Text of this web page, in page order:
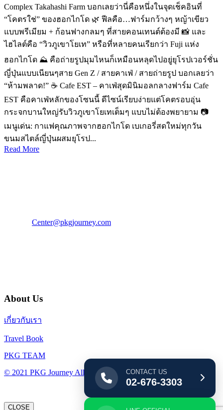
Complex Takahashi Farm บอกเลยว่านี่คือหนึ่งในจุดเช็คอินที่
“โคตรใช่” ของฮอกไกโด 🌿 ฟีลคือ…ฟาร์มกว้างๆ หญ้าเขียว
แบบพรีเมียม + ก้อนฟางกลมๆ ที่สายคอนเทนต์ต้องมี 📸 และ
ไฮไลต์คือ “วิวภูเขาโยเท” หรือที่หลายคนเรียกว่า Fuji แห่ง
ฮอกไกโด ⛰️ คือถ่ายรูปมุมไหนก็เหมือนหลุดไปอยู่ยุโรปเวอร์ชั่น
ญี่ปุ่นแบบเนียนๆสาย Gen Z / สายคาเฟ่ / สายถ่ายรูป บอกเลยว่า
“ห้ามพลาด!” ☕ Cafe EST – คาเฟ่สุดมินิมอลกลางฟาร์ม Cafe
EST คือคาเฟ่หลักของโซนนี้ ดีไซน์เรียบง่ายแต่โคตรอบอุ่น
กระจกบานใหญ่รับวิวภูเขาโยเทเต็มๆ แบบไม่ต้องพยายาม 📷
เมนูเด่น: กาแฟคุณภาพจากฮอกไกโด เบเกอรี่สดใหม่ทุกวัน
ขนมสไตล์ญี่ปุ่นผสมยุโรป...
Read More
Center@pkgjourney.com
About Us
เกี่ยวกับเรา
Travel Book
PKG TEAM
© 2021 PKG Journey All Rights Reserved.CONTACT US
02-676-3303
CLOSE